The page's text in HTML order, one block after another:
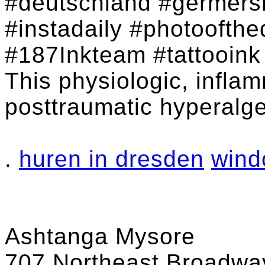
#instadaily
#187Inkteam
This physiologic,
posttraumatic
. huren in dresden
Ashtanga Mysore